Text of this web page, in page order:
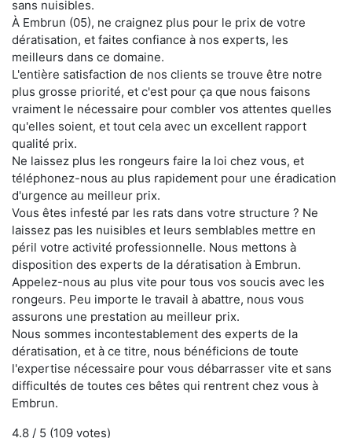
sans nuisibles.
À Embrun (05), ne craignez plus pour le prix de votre
dératisation, et faites confiance à nos experts, les
meilleurs dans ce domaine.
L'entière satisfaction de nos clients se trouve être notre
plus grosse priorité, et c'est pour ça que nous faisons
vraiment le nécessaire pour combler vos attentes quelles
qu'elles soient, et tout cela avec un excellent rapport
qualité prix.
Ne laissez plus les rongeurs faire la loi chez vous, et
téléphonez-nous au plus rapidement pour une éradication
d'urgence au meilleur prix.
Vous êtes infesté par les rats dans votre structure ? Ne
laissez pas les nuisibles et leurs semblables mettre en
péril votre activité professionnelle. Nous mettons à
disposition des experts de la dératisation à Embrun.
Appelez-nous au plus vite pour tous vos soucis avec les
rongeurs. Peu importe le travail à abattre, nous vous
assurons une prestation au meilleur prix.
Nous sommes incontestablement des experts de la
dératisation, et à ce titre, nous bénéficions de toute
l'expertise nécessaire pour vous débarrasser vite et sans
difficultés de toutes ces bêtes qui rentrent chez vous à
Embrun.
4.8 / 5 (109 votes)